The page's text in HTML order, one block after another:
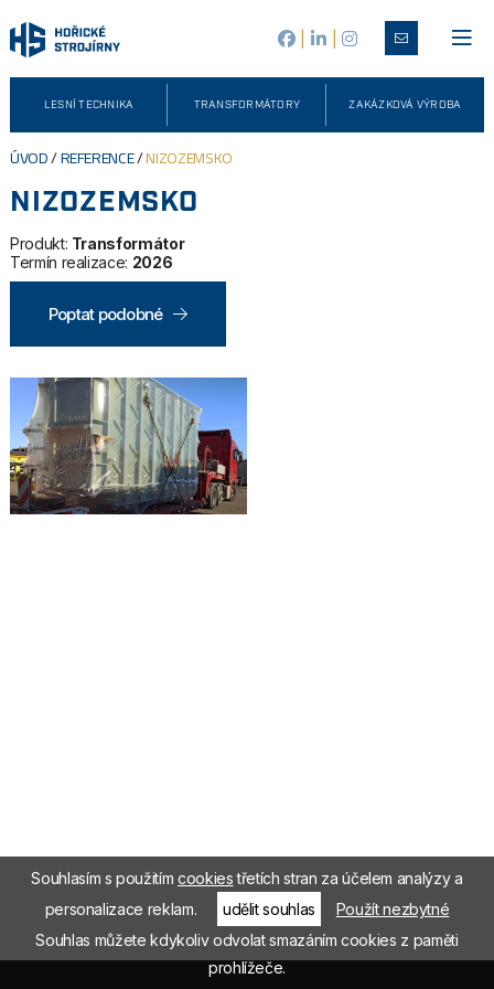
LESNÍ TECHNIKA TRANSFORMÁTORY ZAKÁZKOVÁ VÝROBA
ÚVOD/REFERENCE/NIZOZEMSKO
NIZOZEMSKO
Produkt: Transformátor
Termín realizace: 2026
Poptat podobné
Souhlasím s použitím cookiestřetích stran za účelem analýzy a
personalizace reklam.
udělit souhlas
Použít nezbytné
Souhlas můžete kdykoliv odvolat smazáním cookies z paměti
prohlížeče.